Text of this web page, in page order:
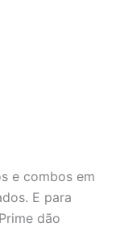
e combos em
E para
dão